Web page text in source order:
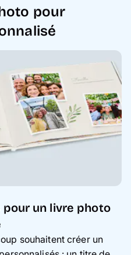
pour
un livre photo
souhaitent créer un